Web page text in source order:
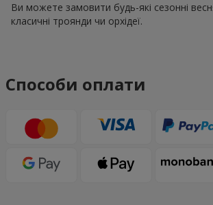
Ви можете замовити будь-які сезонні
класичні троянди чи орхідеї.
Способи оплати